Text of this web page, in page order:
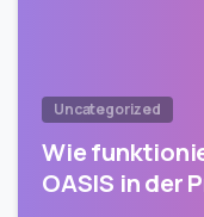
Uncategorized
Wie
OASIS in der